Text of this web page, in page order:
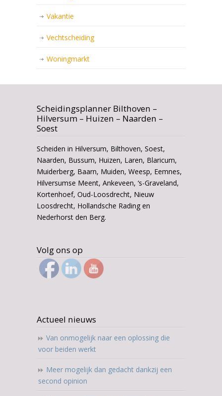
Vakantie
Vechtscheiding
Woningmarkt
Scheidingsplanner Bilthoven –
Hilversum – Huizen – Naarden –
Soest
Scheiden in Hilversum, Bilthoven, Soest,
Naarden, Bussum, Huizen, Laren, Blaricum,
Muiderberg, Baarn, Muiden, Weesp, Eemnes,
Hilversumse Meent, Ankeveen, ‘s-Graveland,
Kortenhoef, Oud-Loosdrecht, Nieuw
Loosdrecht, Hollandsche Rading en
Nederhorst den Berg.
Volg ons op
Actueel nieuws
Van onmogelijk naar een oplossing die
voor beiden werkt
Meer mogelijk dan gedacht dankzij een
second opinion